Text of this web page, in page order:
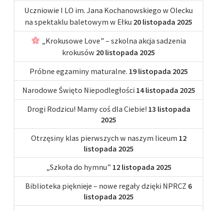
Uczniowie I LO im. Jana Kochanowskiego w Olecku
na spektaklu baletowym w Ełku 20 listopada 2025
„Krokusowe Love” – szkolna akcja sadzenia
krokusów 20 listopada 2025
Próbne egzaminy maturalne. 19 listopada 2025
Narodowe Święto Niepodległości 14 listopada 2025
Drogi Rodzicu! Mamy coś dla Ciebie! 13 listopada
2025
Otrzęsiny klas pierwszych w naszym liceum 12
listopada 2025
„Szkoła do hymnu” 12 listopada 2025
Biblioteka pięknieje – nowe regały dzięki NPRCZ 6
listopada 2025